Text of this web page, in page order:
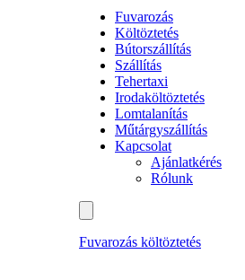
Fuvarozás
Költöztetés
Bútorszállítás
Szállítás
Tehertaxi
Irodaköltöztetés
Lomtalanítás
Műtárgyszállítás
Kapcsolat
Ajánlatkérés
Rólunk
Fuvarozás költöztetés